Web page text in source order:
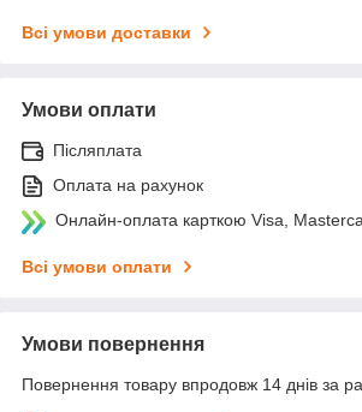
Всі умови доставки
Умови оплати
Післяплата
Оплата на рахунок
Онлайн-оплата карткою Visa,
Всі умови оплати
Умови повернення
Повернення товару впродовж 14 днів за